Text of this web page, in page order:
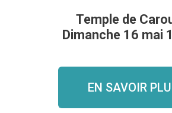
Temple de
Dimanche 16 mai
EN SAVOIR